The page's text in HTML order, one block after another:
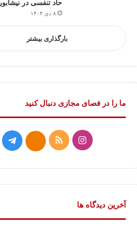
حاد تنفسی در نیشابور
۸ دی ۱۴۰۴
بارگذاری بیشتر
ما را در فصای مجازی دنبال کنید
ا
س
ت
خ
ک
ت
گ
ا
آخرین دیدگاه ها